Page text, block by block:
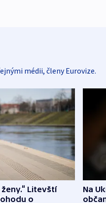
médii, členy Eurovize.
Litevští
o
Na